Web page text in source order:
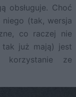
obsługuje. Choć
(tak, wersja
co raczej nie
tak już mają) jest
korzystanie ze